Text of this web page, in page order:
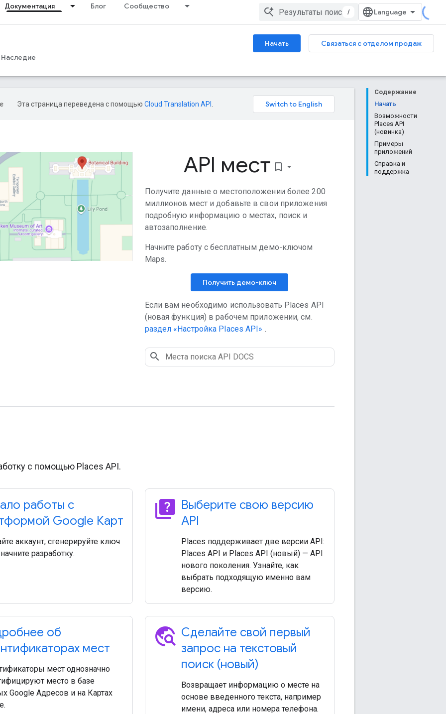
Документация Блог Сообщество
/
Начать
Связаться с отделом продаж
Наследие
Содержание
Начать
Возможности
Places API
(новинка)
Примеры
приложений
Справка и
поддержка
Эта страница переведена с помощью Cloud Translation API
API мест bookmark_border
Получите данные о местоположении более 200
миллионов мест и добавьте в свои приложения
подробную информацию о местах, поиск и
автозаполнение.
Начните работу с бесплатным демо-ключом
Maps.
Получить демо-ключ
Если вам необходимо использовать Places API
(новая функция) в рабочем приложении, см.
раздел «Настройка Places API» .
с помощью Places API.
работы с
Google Карт
аккаунт, сгенерируйте ключ
разработку.
quiz Выберите свою версию
API
Places поддерживает две версии API:
Places API и Places API (новый) — API
нового поколения. Узнайте, как
выбрать подходящую именно вам
версию.
об
мест
мест однозначно
место в базе
Google Адресов и на Картах
travel_explore Сделайте свой первый
запрос на текстовый
поиск (новый)
Возвращает информацию о месте на
основе введенного текста, например
имени, адреса или номера телефона.